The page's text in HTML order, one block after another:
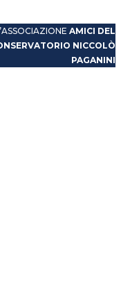
AMICI DEL
NICCOLÒ
PAGANINI